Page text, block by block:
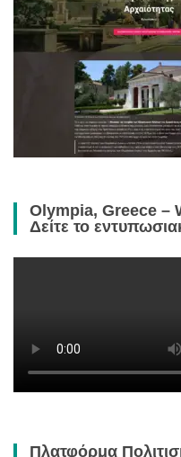
Olympia, Greece –
Δείτε το
Πλατφόρμα